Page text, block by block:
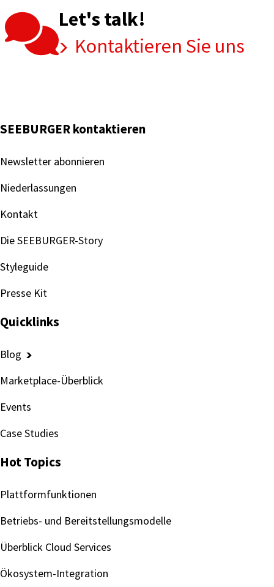
Let's talk!
Kontaktieren Sie uns
SEEBURGER kontaktieren
Newsletter abonnieren
Niederlassungen
Kontakt
Die SEEBURGER-Story
Styleguide
Presse Kit
Quicklinks
Blog
Marketplace-Überblick
Events
Case Studies
Hot Topics
Plattformfunktionen
Betriebs- und Bereitstellungsmodelle
Überblick Cloud Services
Ökosystem-Integration